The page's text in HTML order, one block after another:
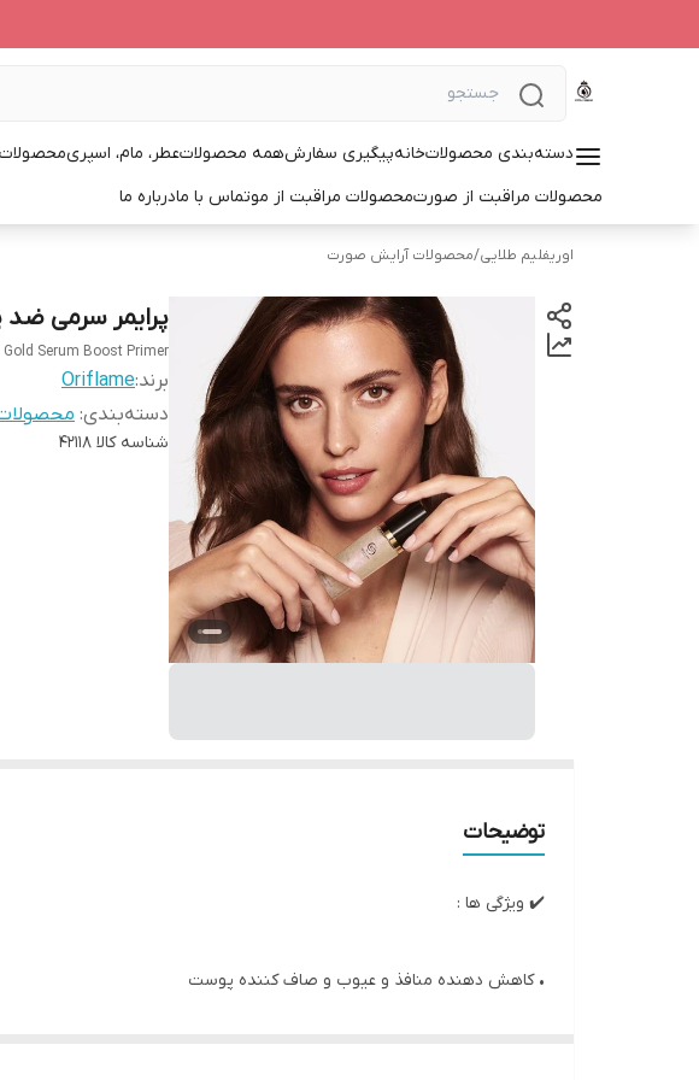
دسته‌بندی محصولاتخانهپیگیری سفارشهمه محصولاتعطر، مام، اسپری
محصولات مراقبت از صورتمحصولات مراقبت از موتماس با مادرباره ما
اوریفلیم طلایی/محصولات آرایش صورت
پرایمر سرمی ضد
Gold Serum Boost Primer
برند:Oriflame
دسته‌بندی:
شناسه کالا 42118
توضیحات
✔️ ویژگی ها :
• کاهش دهنده منافذ و عیوب و صاف کننده پوست